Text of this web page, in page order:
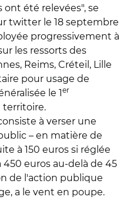
ont été relevées", se
twitter le 18 septembre
progressivement à
les ressorts des
Reims, Créteil, Lille
pour usage de
le 1er
territoire.
à verser une
– en matière de
à 150 euros si réglée
450 euros au-delà de 45
de l'action publique
a le vent en poupe.